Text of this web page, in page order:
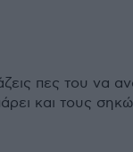
πες του να
και τους